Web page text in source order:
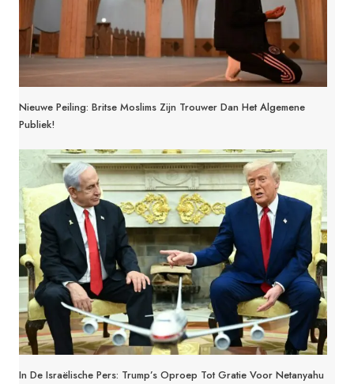
Nieuwe Peiling: Britse Moslims Zijn Trouwer Dan Het Algemene
Publiek!
In De Israëlische Pers: Trump’s Oproep Tot Gratie Voor Netanyahu